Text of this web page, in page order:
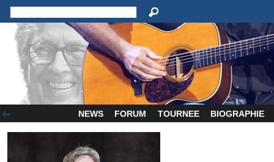
NEWS FORUM TOURNEE BIOGRAPHIE